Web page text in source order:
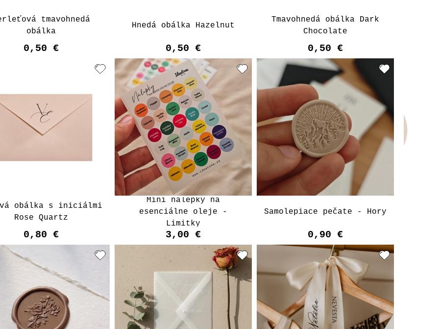
tmavohnedá
obálka
0,50 €
Hnedá obálka Hazelnut
0,50 €
Tmavohnedá obálka Dark
Chocolate
0,50 €
obálka s iniciálmi
Rose Quartz
0,80 €
Mini nálepky na
esenciálne oleje -
Limitky
3,00 €
Samolepiace pečate - Hory
0,90 €